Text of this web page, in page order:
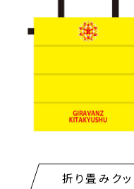
折り畳みク